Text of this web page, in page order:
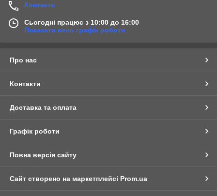
Контакти
Сьогодні працює з 10:00 до 16:00
Показати весь графік роботи
Про нас
Контакти
Доставка та оплата
Графік роботи
Повна версія сайту
Сайт створено на маркетплейсі Prom.ua